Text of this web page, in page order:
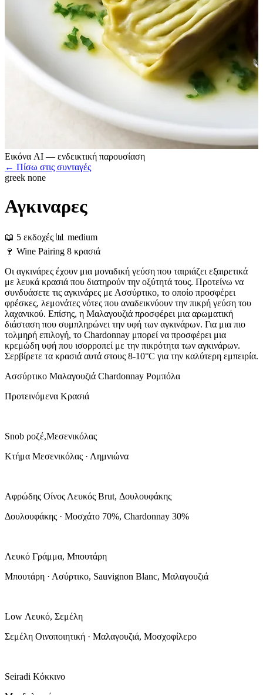
Εικόνα AI — ενδεικτική παρουσίαση
← Πίσω στις συνταγές
greek none
Αγκιναρες
📖 5 εκδοχές 📊 medium
🍷 Wine Pairing 8 κρασιά
Οι αγκινάρες έχουν μια μοναδική γεύση που ταιριάζει εξαιρετικά
με λευκά κρασιά που διατηρούν την οξύτητά τους. Προτείνω να
συνδυάσετε τις αγκινάρες με Ασσύρτικο, το οποίο προσφέρει
φρέσκες, λεμονάτες νότες που αναδεικνύουν την πικρή γεύση του
λαχανικού. Επίσης, η Μαλαγουζιά προσφέρει μια αρωματική
διάσταση που συμπληρώνει την υφή των αγκινάρων. Για μια πιο
τολμηρή επιλογή, το Chardonnay μπορεί να προσφέρει μια
κρεμώδη υφή που ισορροπεί με την πικρότητα των αγκινάρων.
Σερβίρετε τα κρασιά αυτά στους 8-10°C για την καλύτερη εμπειρία.
Ασσύρτικο Μαλαγουζιά Chardonnay Ρομπόλα
Προτεινόμενα Κρασιά
Snob ροζέ,Μεσενικόλας
Κτήμα Μεσενικόλας · Λημνιώνα
Αφρώδης Οίνος Λευκός Brut, Δουλουφάκης
Δουλουφάκης · Μοσχάτο 70%, Chardonnay 30%
Λευκό Γράμμα, Μπουτάρη
Μπουτάρη · Ασύρτικο, Sauvignon Blanc, Μαλαγουζιά
Low Λευκό, Σεμέλη
Σεμέλη Οινοποιητική · Μαλαγουζιά, Μοσχοφίλερο
Seiradi Κόκκινο